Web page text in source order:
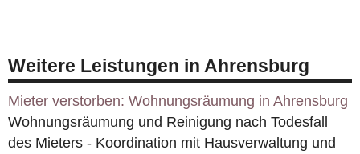
Weitere Leistungen in Ahrensburg
Mieter verstorben: Wohnungsräumung in Ahrensburg
Wohnungsräumung und Reinigung nach Todesfall
des Mieters - Koordination mit Hausverwaltung und